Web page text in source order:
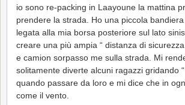
io sono re-packing in Laayoune la mattina
prendere la strada. Ho una piccola
legata alla mia borsa posteriore sul lato
creare una più ampia “ distanza di
e camion sorpasso me sulla strada. Mi
solitamente diverte alcuni ragazzi gridando
quando passare da loro e mi dice che in
come il vento.